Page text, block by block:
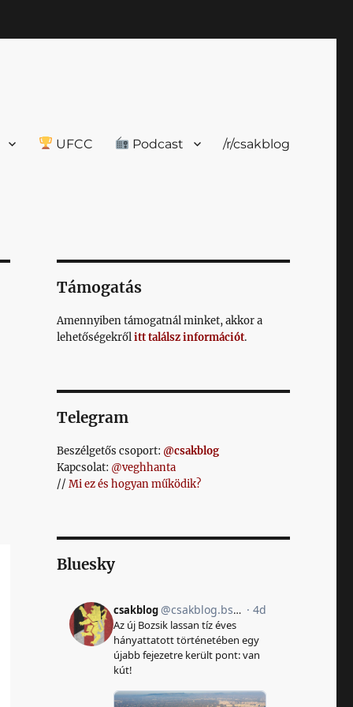
UFCC Podcast /r/csakblog
Támogatás
Amennyiben támogatnál minket, akkor a
lehetőségekrőlitt találsz információt.
Telegram
Beszélgetős csoport: @csakblog
Kapcsolat: @veghhanta
// Mi ez és hogyan működik?
Bluesky